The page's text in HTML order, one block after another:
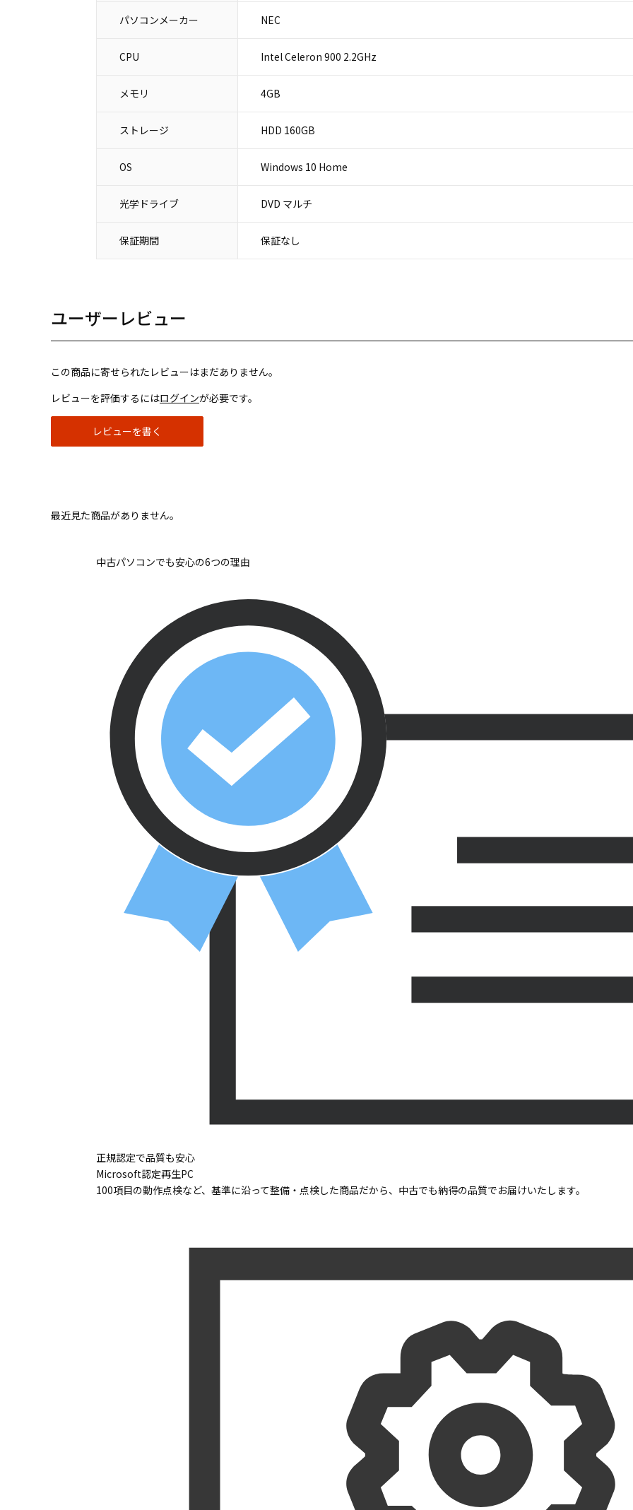
パソコンメーカー NEC
CPU Intel Celeron 900 2.2GHz
メモリ 4GB
ストレージ HDD 160GB
OS Windows 10 Home
光学ドライブ DVD マルチ
保証期間 保証なし
ユーザーレビュー
この商品に寄せられたレビューはまだありません。
レビューを評価するにはログインが必要です。
レビューを書く
最近見た商品がありません。
中古パソコンでも安心の6つの理由
正規認定で品質も安心
Microsoft認定再生PC
100項目の動作点検など、基準に沿って整備・点検した商品だから、中古でも納得の品質でお届けいたします。